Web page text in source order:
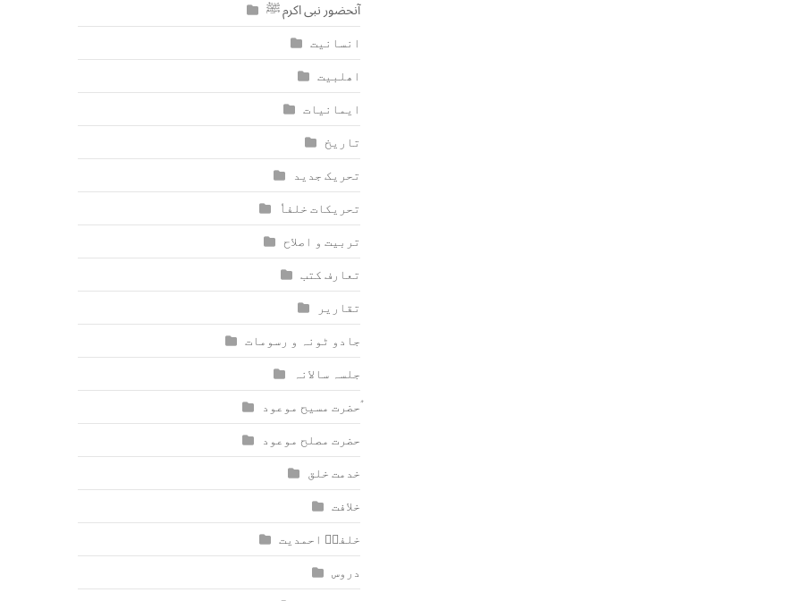
آنحضور نبی اکرم ﷺ
انسانیت
اھلبیت
ایمانیات
تاریخ
تحریک جدید
تحریکات خلفاٗ
تربیت و اصلاح
تعارف کتب
تقاریر
جادو ٹونہ و رسومات
جلسہ سالانہ
ٰؑحضرت مسیح موعود
حضرت مصلح موعود
خدمت خلق
خلافت
خلفاؑ احمدیت
دروس